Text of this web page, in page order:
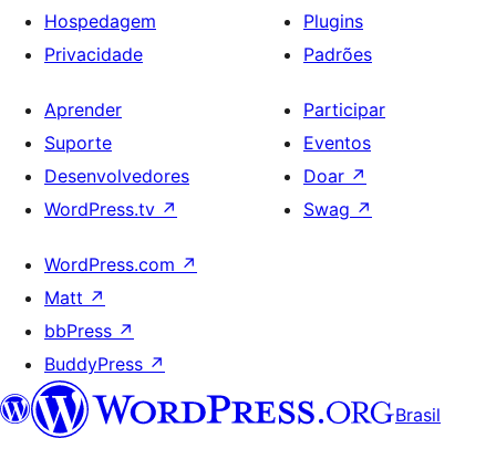
Hospedagem
Privacidade
Plugins
Padrões
Aprender
Suporte
Desenvolvedores
WordPress.tv ↗
Participar
Eventos
Doar ↗
Swag ↗
WordPress.com ↗
Matt ↗
bbPress ↗
BuddyPress ↗
Brasil